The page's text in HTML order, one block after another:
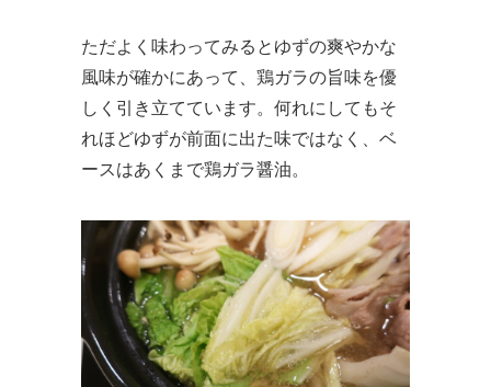
ただよく味わってみるとゆずの爽やかな
風味が確かにあって、鶏ガラの旨味を優
しく引き立てています。何れにしてもそ
れほどゆずが前面に出た味ではなく、ベ
ースはあくまで鶏ガラ醤油。